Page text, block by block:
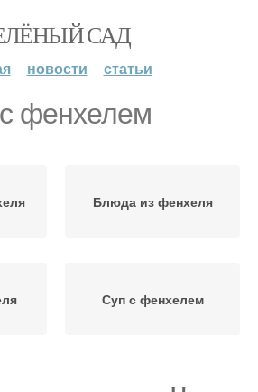
САД
новости статьи
фенхелем
Блюда из фенхеля
Суп с фенхелем